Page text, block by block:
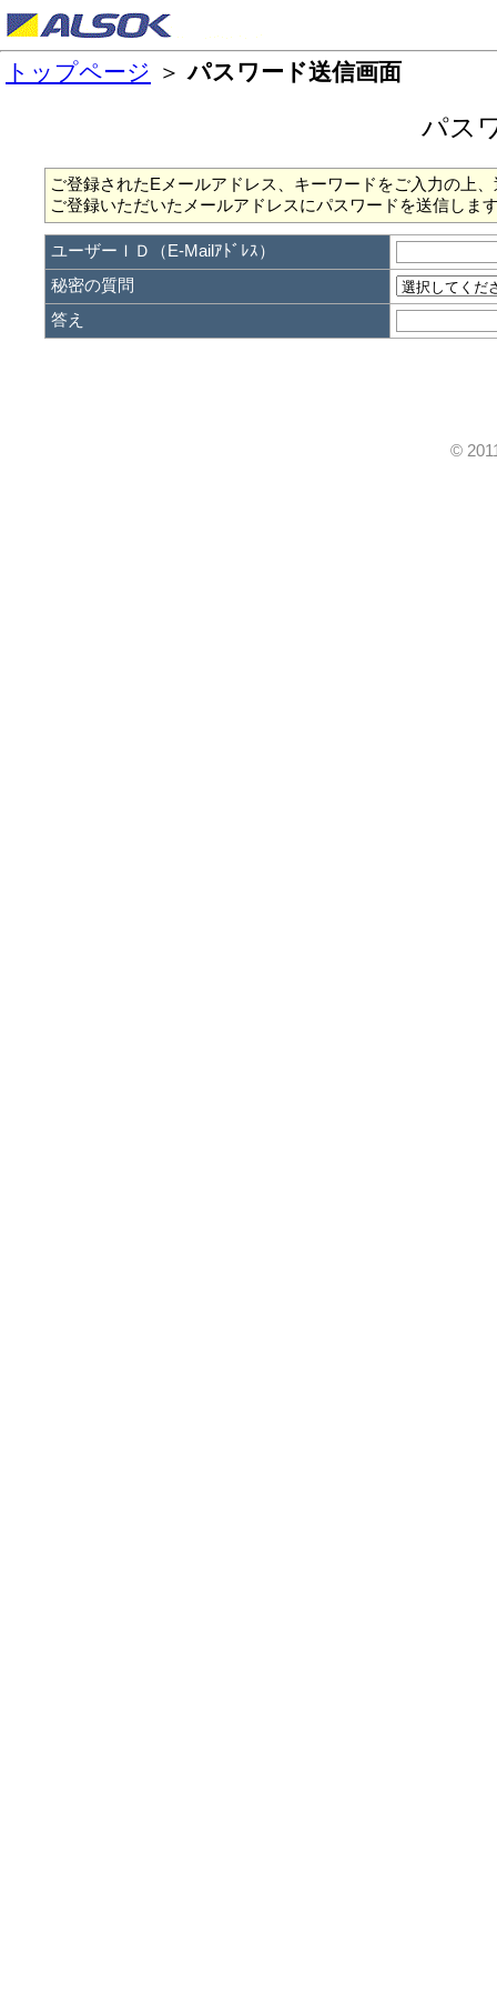
トップページ ＞パスワード送信画面
パス
ご登録されたEメールアドレス、キーワードをご入力の上
ご登録いただいたメールアドレスにパスワードを送信しま
ユーザーＩＤ（E-Mailｱﾄﾞﾚｽ）
秘密の質問
答え
©